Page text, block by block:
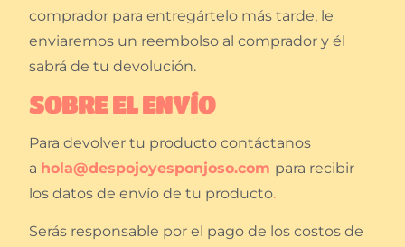
comprador para entregártelo más tarde, le
enviaremos un reembolso al comprador y él
sabrá de tu devolución.
SOBRE EL ENVÍO
Para devolver tu producto contáctanos
a hola@despojoyesponjoso.com para recibir
los datos de envío de tu producto.
Serás responsable por el pago de los costos de